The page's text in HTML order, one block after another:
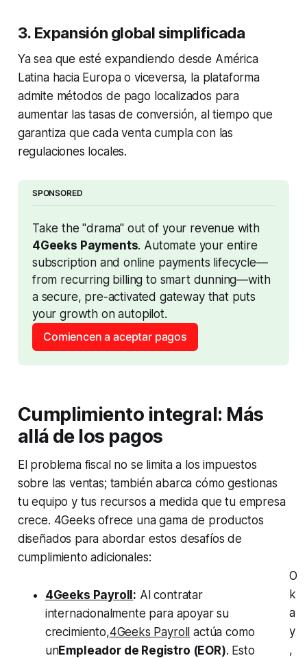
3. Expansión global simplificada
Ya sea que esté expandiendo desde América
Latina hacia Europa o viceversa, la plataforma
admite métodos de pago localizados para
aumentar las tasas de conversión, al tiempo que
garantiza que cada venta cumpla con las
regulaciones locales.
SPONSORED
Take the "drama" out of your revenue with
4Geeks Payments. Automate your entire
subscription and online payments lifecycle—
from recurring billing to smart dunning—with
a secure, pre-activated gateway that puts
your growth on autopilot.
Comiencen a aceptar pagos
Cumplimiento integral: Más
allá de los pagos
El problema fiscal no se limita a los impuestos
sobre las ventas; también abarca cómo gestionas
tu equipo y tus recursos a medida que tu empresa
crece. 4Geeks ofrece una gama de productos
diseñados para abordar estos desafíos de
cumplimiento adicionales:
4Geeks Payroll: Al contratar
internacionalmente para apoyar su
crecimiento,4Geeks Payroll actúa como
unEmpleador de Registro (EOR). Esto
O
k
a
y
,